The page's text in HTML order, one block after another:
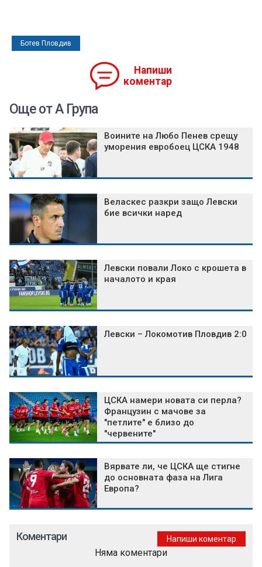
Ботев Пловдив
Напиши
коментар
Още от А Група
Воините на Любо Пенев срещу
уморения евробоец ЦСКА 1948
Веласкес разкри защо Левски
бие всички наред
Левски повали Локо с крошета в
началото и края
Левски – Локомотив Пловдив 2:0
ЦСКА намери новата си перла?
Французин с мачове за
"петлите" е близо до
"червените"
Вярвате ли, че ЦСКА ще стигне
до основната фаза на Лига
Европа?
Коментари Напиши коментар
Няма коментари